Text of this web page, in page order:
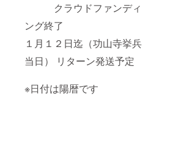
クラウドファンディ
ング終了
１月１２日迄（功山寺挙兵
当日） リターン発送予定
※日付は陽暦です